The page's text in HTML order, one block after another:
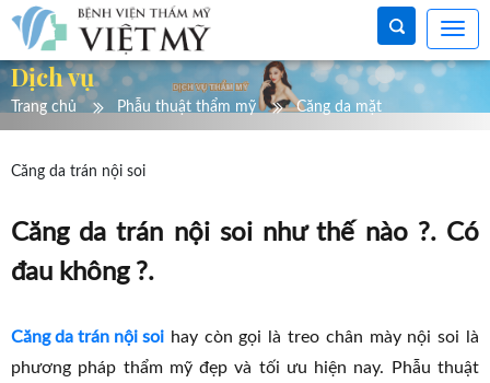
Dịch vụ
Trang chủ Phẫu thuật thẩm mỹ Căng da mặt
Căng da trán nội soi
Căng da trán nội soi như thế nào ?. Có
đau không ?.
Căng da trán nội soi hay còn gọi là treo chân mày nội soi là
phương pháp thẩm mỹ đẹp và tối ưu hiện nay. Phẫu thuật